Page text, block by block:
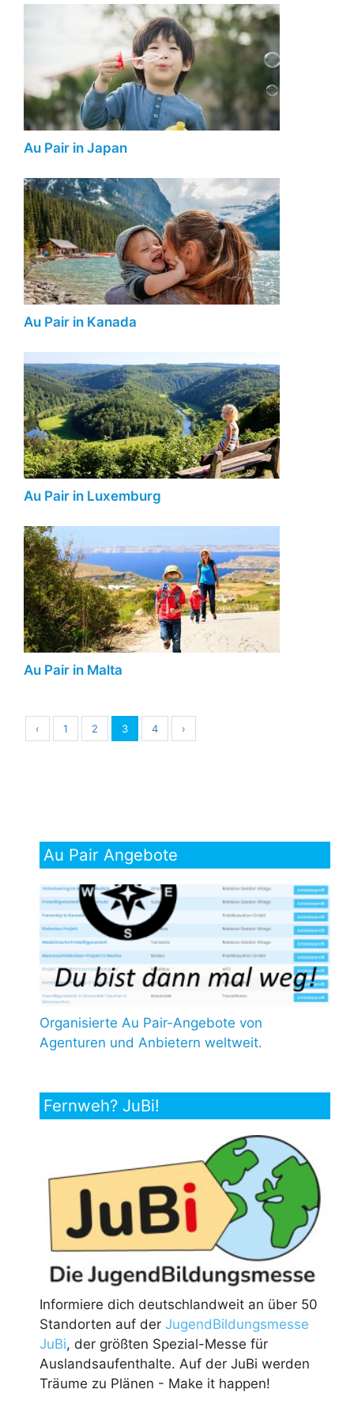
Au Pair in Japan
Au Pair in Kanada
Au Pair in Luxemburg
Au Pair in Malta
‹ 1 2 3 4 ›
Au Pair Angebote
Organisierte Au Pair-Angebote von
Agenturen und Anbietern weltweit.
Fernweh? JuBi!
Informiere dich deutschlandweit an über 50
Standorten auf der JugendBildungsmesse
JuBi, der größten Spezial-Messe für
Auslandsaufenthalte. Auf der JuBi werden
Träume zu Plänen - Make it happen!